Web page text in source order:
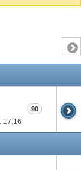
17:16
90